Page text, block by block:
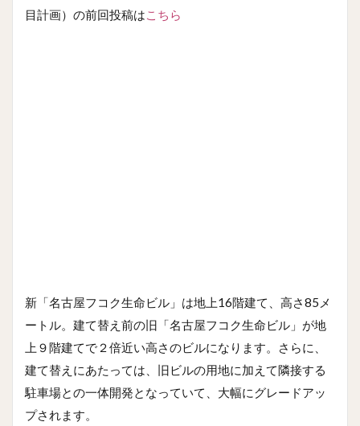
目計画）の前回投稿はこちら
新「名古屋フコク生命ビル」は地上16階建て、高さ85メ
ートル。建て替え前の旧「名古屋フコク生命ビル」が地
上９階建てで２倍近い高さのビルになります。さらに、
建て替えにあたっては、旧ビルの用地に加えて隣接する
駐車場との一体開発となっていて、大幅にグレードアッ
プされます。